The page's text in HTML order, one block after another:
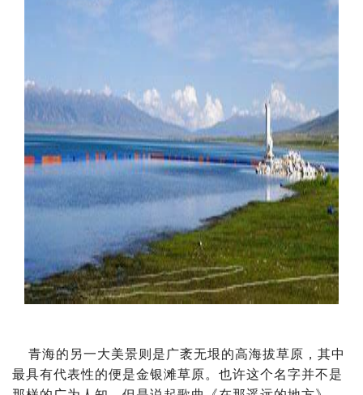
青海的另一大美景则是广袤无垠的高海拔草原，其中
最具有代表性的便是金银滩草原。也许这个名字并不是